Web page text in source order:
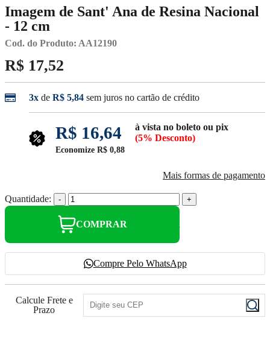
Imagem de Sant' Ana de Resina Nacional
- 12 cm
Cod. do Produto: AA12190
R$ 17,52
3x de R$ 5,84 sem juros no cartão de crédito
R$ 16,64
à vista no boleto ou pix
(5% Desconto)
Economize R$ 0,88
Mais formas de pagamento
Quantidade: - +
COMPRAR
Compre Pelo WhatsApp
Calcule Frete e
Prazo